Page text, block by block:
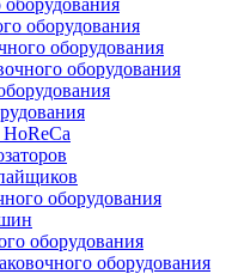
оборудования
оборудования
оборудования
оборудования
оборудования
оборудования